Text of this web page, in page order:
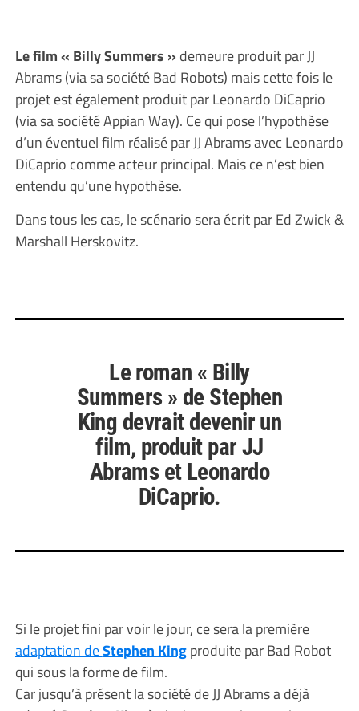
Le film « Billy Summers » demeure produit par JJ
Abrams (via sa société Bad Robots) mais cette fois le
projet est également produit par Leonardo DiCaprio
(via sa société Appian Way). Ce qui pose l’hypothèse
d’un éventuel film réalisé par JJ Abrams avec Leonardo
DiCaprio comme acteur principal. Mais ce n’est bien
entendu qu’une hypothèse.
Dans tous les cas, le scénario sera écrit par Ed Zwick &
Marshall Herskovitz.
Le roman « Billy
Summers » de Stephen
King devrait devenir un
film, produit par JJ
Abrams et Leonardo
DiCaprio.
Si le projet fini par voir le jour, ce sera la première
adaptation deStephen Kingproduite par Bad Robot
qui sous la forme de film.
Car jusqu’à présent la société de JJ Abrams a déjà